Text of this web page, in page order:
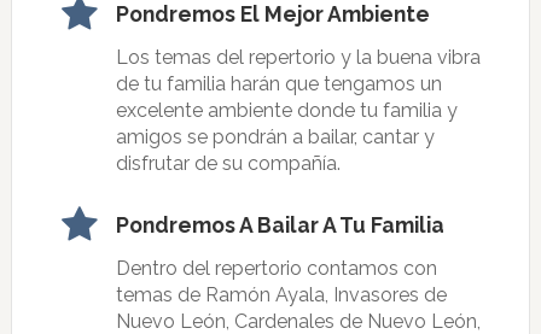
Pondremos El Mejor Ambiente
Los temas del repertorio y la buena vibra
de tu familia harán que tengamos un
excelente ambiente donde tu familia y
amigos se pondrán a bailar, cantar y
disfrutar de su compañía.
Pondremos A Bailar A Tu Familia
Dentro del repertorio contamos con
temas de Ramón Ayala, Invasores de
Nuevo León, Cardenales de Nuevo León,